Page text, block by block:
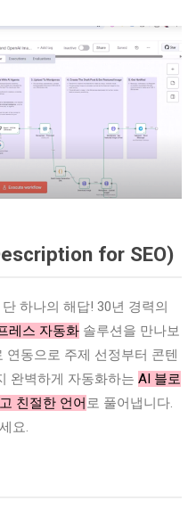
for SEO)
하나의 해답! 30년 경력의
레스 자동화 솔루션을 만나보
연동으로 주제 선정부터 콘텐
완벽하게 자동화하는 AI 블로
친절한 언어로 풀어냅니다.
요.